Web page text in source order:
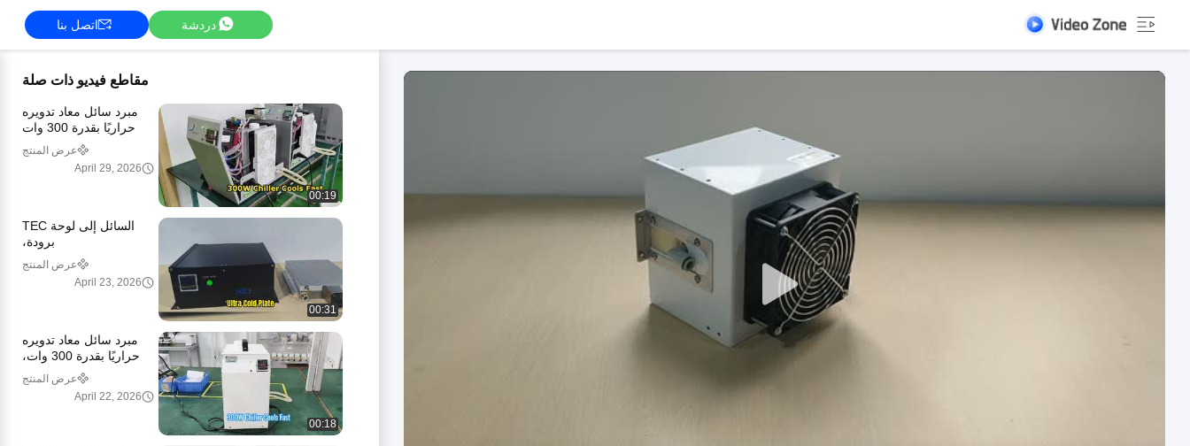
دردشة اتصل بنا
مقاطع فيديو ذات صلة
00:19
مبرد سائل معاد تدويره
حراريًا بقدرة 300 وات
عرض المنتج
April 29, 2026
00:31
السائل إلى لوحة TEC
برودة،
عرض المنتج
April 23, 2026
00:18
مبرد سائل معاد تدويره
حراريًا بقدرة 300 وات،
غطاء أبيض
عرض المنتج
April 22, 2026